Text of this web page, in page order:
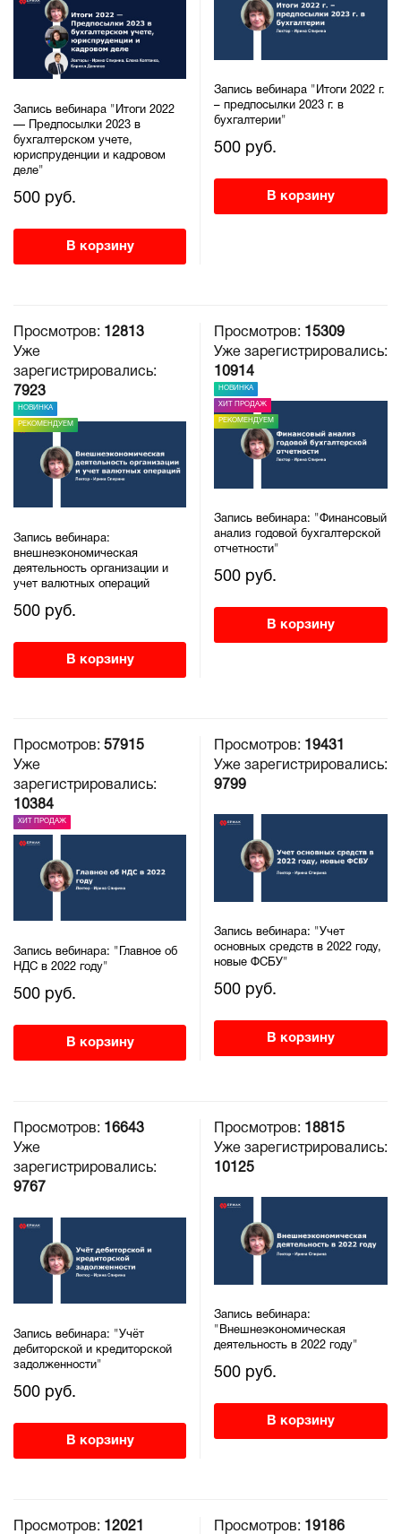
Запись вебинара "Итоги 2022
— Предпосылки 2023 в
бухгалтерском учете,
юриспруденции и кадровом
деле"
500 руб.
В корзину
Запись вебинара "Итоги 2022 г.
– предпосылки 2023 г. в
бухгалтерии"
500 руб.
В корзину
Просмотров:
12813
Уже
зарегистрировались:
7923
НОВИНКА
РЕКОМЕНДУЕМ
Запись вебинара:
внешнеэкономическая
деятельность организации и
учет валютных операций
500 руб.
В корзину
Просмотров:
15309
Уже зарегистрировались:
10914
НОВИНКА
ХИТ ПРОДАЖ
РЕКОМЕНДУЕМ
Запись вебинара: "Финансовый
анализ годовой бухгалтерской
отчетности"
500 руб.
В корзину
Просмотров: 57915
Уже
зарегистрировались:
10384
ХИТ ПРОДАЖ
Запись вебинара: "Главное об
НДС в 2022 году"
500 руб.
В корзину
Просмотров:
19431
Уже зарегистрировались:
9799
Запись вебинара: "Учет
основных средств в 2022 году,
новые ФСБУ"
500 руб.
В корзину
Просмотров:
16643
Уже
зарегистрировались:
9767
Запись вебинара: "Учёт
дебиторской и кредиторской
задолженности"
500 руб.
В корзину
Просмотров:
18815
Уже зарегистрировались:
10125
Запись вебинара:
"Внешнеэкономическая
деятельность в 2022 году"
500 руб.
В корзину
Просмотров:
12021
Просмотров:
19186